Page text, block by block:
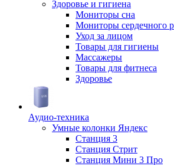
Здоровье и гигиена
Мониторы сна
Мониторы сердечного
Уход за лицом
Товары для гигиены
Массажеры
Товары для фитнеса
Здоровье
Аудио-техника
Умные колонки Яндекс
Станция 3
Станция Стрит
Станция Мини 3 Про